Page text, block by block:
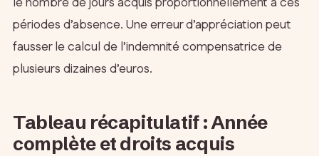
périodes d’absence. Une erreur d’appréciation peut
fausser le calcul de l’indemnité compensatrice de
plusieurs dizaines d’euros.
Tableau récapitulatif : Année
complète et droits acquis